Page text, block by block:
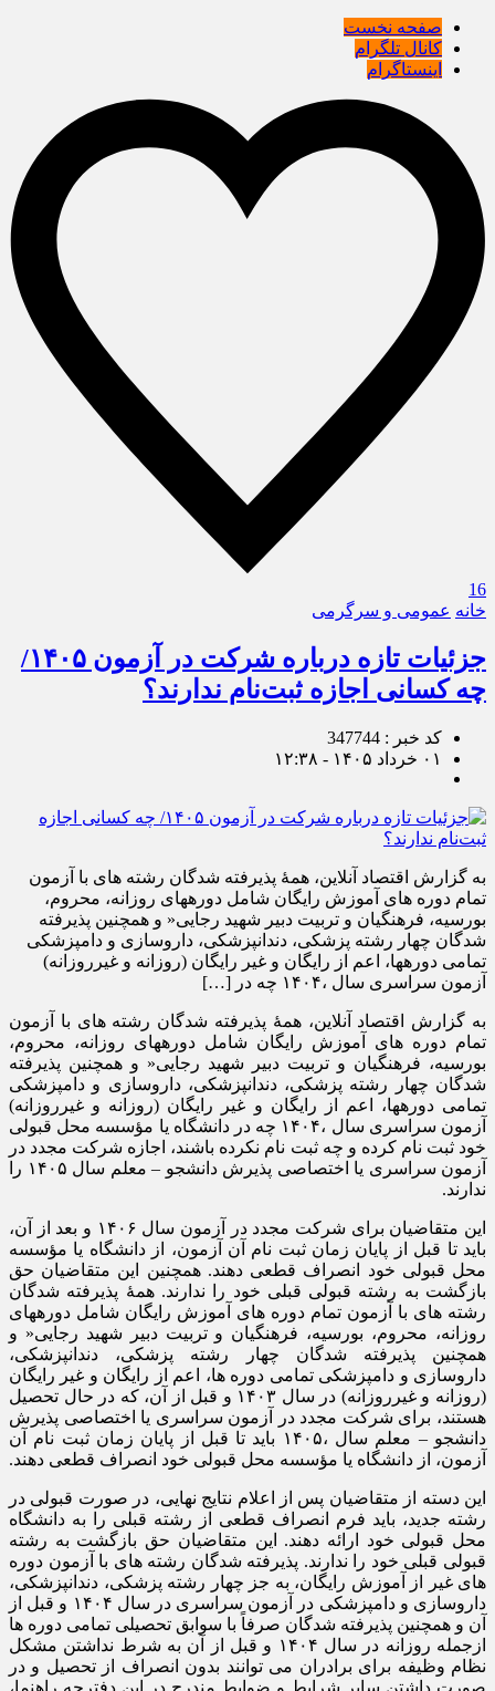
صفحه نخست
کانال تلگرام
اینستاگرام
16
خانه عمومی و سرگرمی
جزئیات تازه درباره شرکت در آزمون ۱۴۰۵/
چه کسانی اجازه ثبت‌نام ندارند؟
کد خبر : 347744
۰۱ خرداد ۱۴۰۵ - ۱۲:۳۸
به گزارش اقتصاد آنلاین، همۀ پذیرفته شدگان رشته های با آزمون
تمام دوره های آموزش رایگان شامل دورههای روزانه، محروم،
بورسیه، فرهنگیان و تربیت دبیر شهید رجایی« و همچنین پذیرفته
شدگان چهار رشته پزشکی، دندانپزشکی، داروسازی و دامپزشکی
تمامی دورهها، اعم از رایگان و غیر رایگان (روزانه و غیرروزانه)
آزمون سراسری سال ،۱۴۰۴ چه در […]
به گزارش اقتصاد آنلاین، همۀ پذیرفته شدگان رشته های با آزمون
تمام دوره های آموزش رایگان شامل دورههای روزانه، محروم،
بورسیه، فرهنگیان و تربیت دبیر شهید رجایی« و همچنین پذیرفته
شدگان چهار رشته پزشکی، دندانپزشکی، داروسازی و دامپزشکی
تمامی دورهها، اعم از رایگان و غیر رایگان (روزانه و غیرروزانه)
آزمون سراسری سال ،۱۴۰۴ چه در دانشگاه یا مؤسسه محل قبولی
خود ثبت نام کرده و چه ثبت نام نکرده باشند، اجازه شرکت مجدد در
آزمون سراسری یا اختصاصی پذیرش دانشجو – معلم سال ۱۴۰۵ را
ندارند.
این متقاضیان برای شرکت مجدد در آزمون سال ۱۴۰۶ و بعد از آن،
باید تا قبل از پایان زمان ثبت نام آن آزمون، از دانشگاه یا مؤسسه
محل قبولی خود انصراف قطعی دهند. همچنین این متقاضیان حق
بازگشت به رشته قبولی قبلی خود را ندارند. همۀ پذیرفته شدگان
رشته های با آزمون تمام دوره های آموزش رایگان شامل دورههای
روزانه، محروم، بورسیه، فرهنگیان و تربیت دبیر شهید رجایی« و
همچنین پذیرفته شدگان چهار رشته پزشکی، دندانپزشکی،
داروسازی و دامپزشکی تمامی دوره ها، اعم از رایگان و غیر رایگان
(روزانه و غیرروزانه) در سال ۱۴۰۳ و قبل از آن، که در حال تحصیل
هستند، برای شرکت مجدد در آزمون سراسری یا اختصاصی پذیرش
دانشجو – معلم سال ،۱۴۰۵ باید تا قبل از پایان زمان ثبت نام آن
آزمون، از دانشگاه یا مؤسسه محل قبولی خود انصراف قطعی دهند.
این دسته از متقاضیان پس از اعلام نتایج نهایی، در صورت قبولی در
رشته جدید، باید فرم انصراف قطعی از رشته قبلی را به دانشگاه
محل قبولی خود ارائه دهند. این متقاضیان حق بازگشت به رشته
قبولی قبلی خود را ندارند. پذیرفته شدگان رشته های با آزمون دوره
های غیر از آموزش رایگان، به جز چهار رشته پزشکی، دندانپزشکی،
داروسازی و دامپزشکی در آزمون سراسری در سال ۱۴۰۴ و قبل از
آن و همچنین پذیرفته شدگان صرفاً با سوابق تحصیلی تمامی دوره ها
ازجمله روزانه در سال ۱۴۰۴ و قبل از آن به شرط نداشتن مشکل
نظام وظیفه برای برادران می توانند بدون انصراف از تحصیل و در